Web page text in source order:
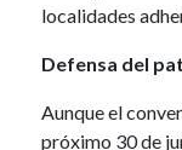
localidades
Defensa del
Aunque el
próximo 30 de